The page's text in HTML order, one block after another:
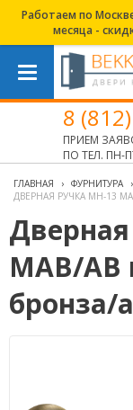
Работаем по
месяца -
8 (812)
ПРИЕМ
ПО ТЕЛ. ПН-
ГЛАВНАЯ › ФУРНИТУРА ›
ДВЕРНАЯ РУЧКА MH-13
MAB/
бронза/